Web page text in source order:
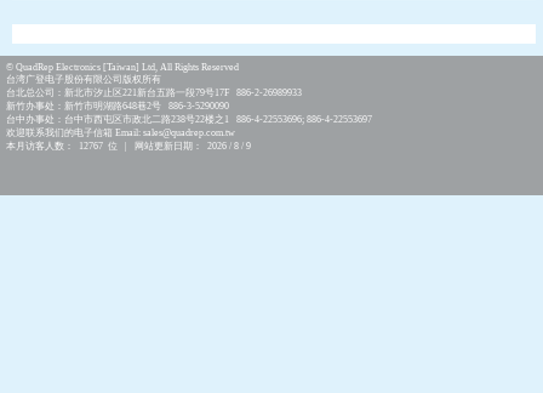
© QuadRep Electronics [Taiwan] Ltd, All Rights Reserved
台湾广登电子股份有限公司版权所有
台北总公司：新北市汐止区221新台五路一段79号17F 886-2-26989933
新竹办事处：新竹市明湖路648巷2号 886-3-5290090
台中办事处：台中市西屯区市政北二路238号22楼之1 886-4-22553696; 886-4-22553697
欢迎联系我们的电子信箱 Email: sales@quadrep.com.tw
本月访客人数： 12767 位 | 网站更新日期： 2026 / 8 / 9